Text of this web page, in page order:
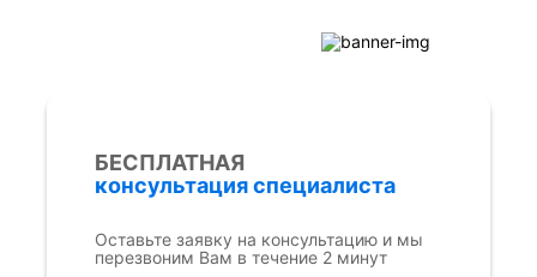
БЕСПЛАТНАЯ
консультация специалиста
Оставьте заявку на консультацию и мы
перезвоним Вам в течение 2 минут